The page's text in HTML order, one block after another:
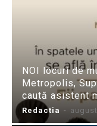
NOI locuri de
Metropolis,
caută asistent
Redactia -